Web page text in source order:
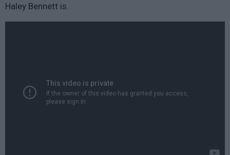
Haley Bennett is.